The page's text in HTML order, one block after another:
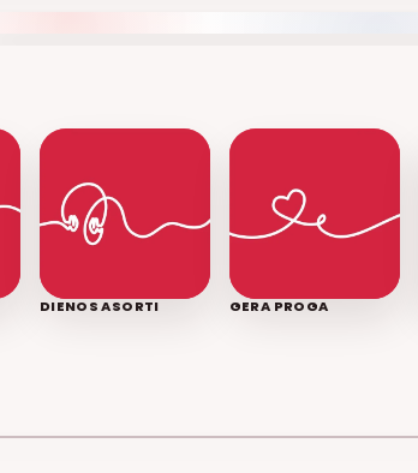
DIENOS ASORTI GERA PROGA